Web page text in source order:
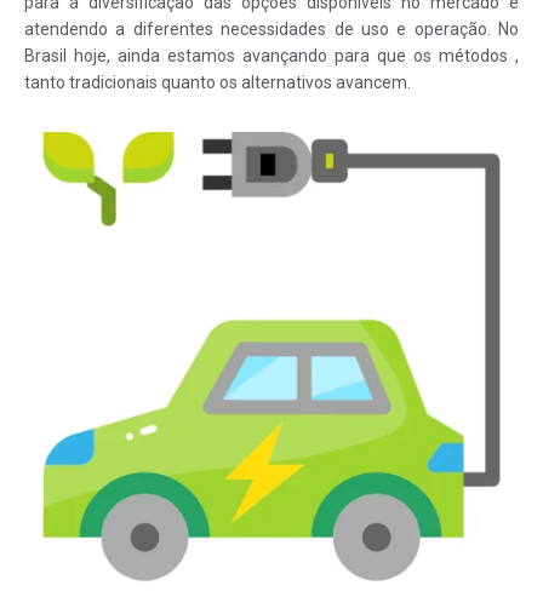
atendendo a diferentes necessidades de uso e operação. No
Brasil hoje, ainda estamos avançando para que os métodos ,
tanto tradicionais quanto os alternativos avancem.